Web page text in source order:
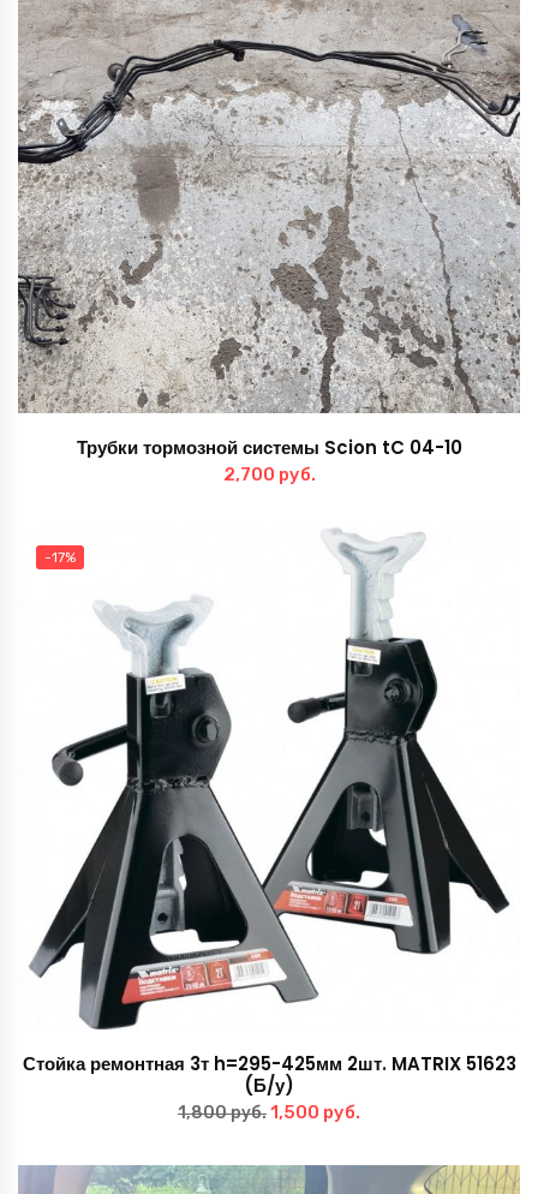
Трубки тормозной системы Scion tC 04-10
2,700 руб.
-17%
Стойка ремонтная 3т h=295-425мм 2шт. MATRIX 51623
(Б/у)
1,800руб.Первоначальная
составляла
1,500 руб.
1,500 руб..